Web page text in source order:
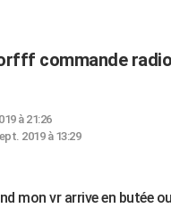
commande
à 21:26
2019 à 13:29
mon vr arrive en butée